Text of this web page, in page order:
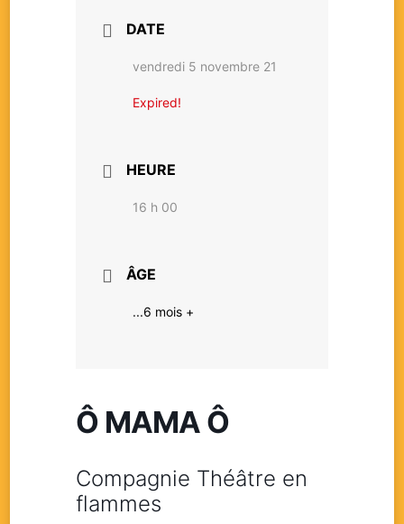
DATE
vendredi 5 novembre 21
Expired!
HEURE
16 h 00
ÂGE
...6 mois +
Ô MAMA Ô
Compagnie Théâtre en
flammes